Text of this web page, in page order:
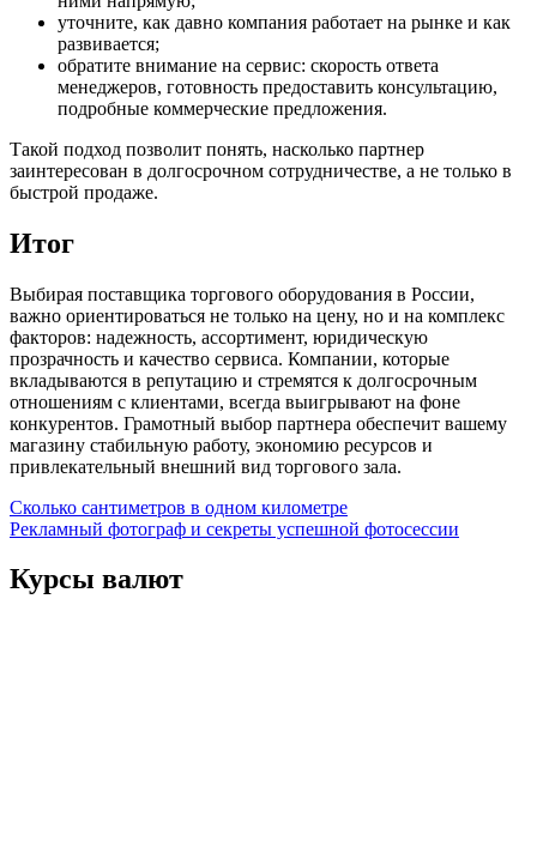
уточните, как давно компания работает на рынке и как
развивается;
обратите внимание на сервис: скорость ответа
менеджеров, готовность предоставить консультацию,
подробные коммерческие предложения.
Такой подход позволит понять, насколько партнер
заинтересован в долгосрочном сотрудничестве, а не только в
быстрой продаже.
Итог
Выбирая поставщика торгового оборудования в России,
важно ориентироваться не только на цену, но и на комплекс
факторов: надежность, ассортимент, юридическую
прозрачность и качество сервиса. Компании, которые
вкладываются в репутацию и стремятся к долгосрочным
отношениям с клиентами, всегда выигрывают на фоне
конкурентов. Грамотный выбор партнера обеспечит вашему
магазину стабильную работу, экономию ресурсов и
привлекательный внешний вид торгового зала.
Навигация
по
записям
Сколько сантиметров в одном километре
Рекламный фотограф и секреты успешной фотосессии
Курсы валют